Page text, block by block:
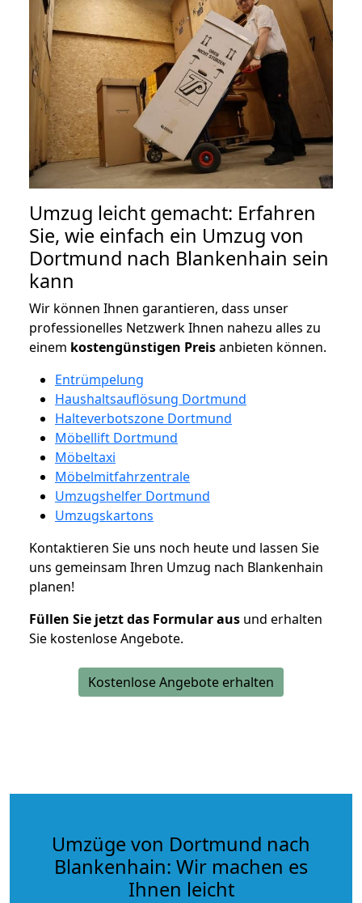
Umzug leicht gemacht: Erfahren
Sie, wie einfach ein Umzug von
Dortmund nach Blankenhain sein
kann
Wir können Ihnen garantieren, dass unser
professionelles Netzwerk Ihnen nahezu alles zu
einem kostengünstigen Preisanbieten können.
Entrümpelung
Haushaltsauflösung Dortmund
Halteverbotszone Dortmund
Möbellift Dortmund
Möbeltaxi
Möbelmitfahrzentrale
Umzugshelfer Dortmund
Umzugskartons
Kontaktieren Sie uns noch heute und lassen Sie
uns gemeinsam Ihren Umzug nach Blankenhain
planen!
Füllen Sie jetzt das Formular aus und erhalten
Sie kostenlose Angebote.
Kostenlose Angebote erhalten
Umzüge von Dortmund nach
Blankenhain: Wir machen es
Ihnen leicht